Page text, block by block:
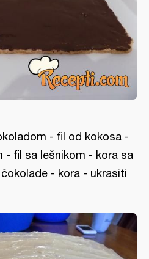
- fil od kokosa -
- fil sa lešnikom - kora sa
- kora - ukrasiti